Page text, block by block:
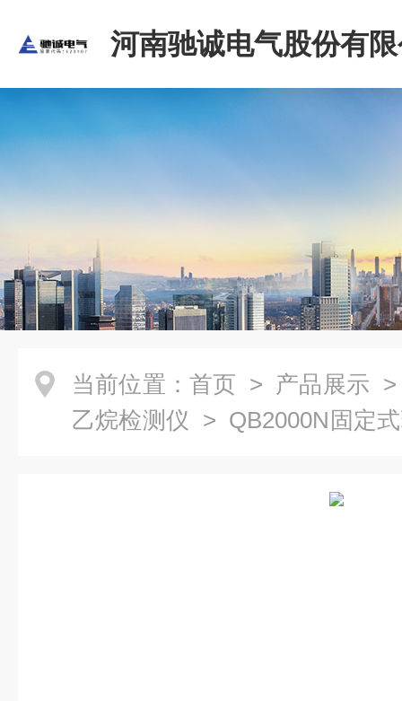
河南驰诚电气股份有
当前位置： 首页 > 产品展示
乙烷检测仪 > QB2000N固定